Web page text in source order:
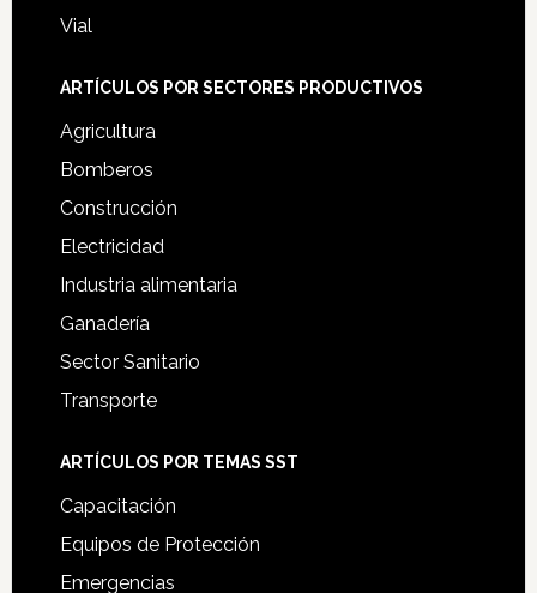
Vial
ARTÍCULOS POR SECTORES PRODUCTIVOS
Agricultura
Bomberos
Construcción
Electricidad
Industria alimentaria
Ganadería
Sector Sanitario
Transporte
ARTÍCULOS POR TEMAS SST
Capacitación
Equipos de Protección
Emergencias